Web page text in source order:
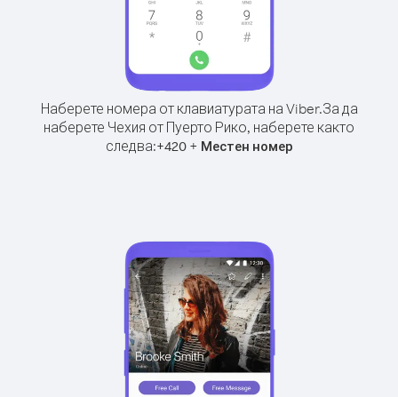
Наберете номера от клавиатурата на Viber.За да
наберете Чехия от Пуерто Рико, наберете както
следва:+420+ Местен номер